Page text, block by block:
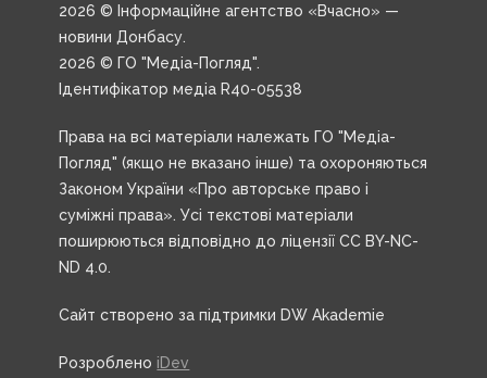
2026 © Інформаційне агентство «Вчасно» —
новини Донбасу.
2026 © ГО "Медіа-Погляд".
Ідентифікатор медіа R40-05538
Права на всі матеріали належать ГО "Медіа-
Погляд" (якщо не вказано інше) та охороняються
Законом України «Про авторське право і
суміжні права». Усі текстові матеріали
поширюються відповідно до ліцензії CC BY-NC-
ND 4.0.
Сайт створено за підтримки DW Akademie
Розроблено iDev